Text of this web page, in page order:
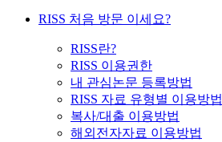
RISS 처음 방문 이세요?
RISS란?
RISS 이용권한
내 관심논문 등록방법
RISS 자료 유형별 이용방법
복사/대출 이용방법
해외전자자료 이용방법